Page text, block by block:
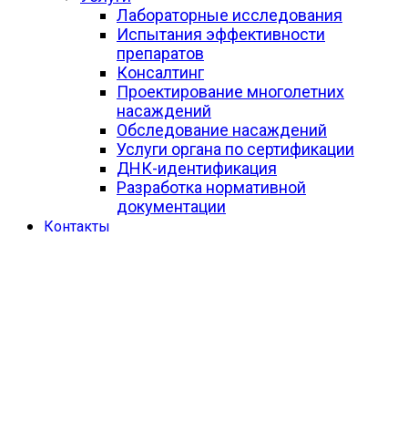
Лабораторные исследования
Испытания эффективности
препаратов
Консалтинг
Проектирование многолетних
насаждений
Обследование насаждений
Услуги органа по сертификации
ДНК-идентификация
Разработка нормативной
документации
Контакты